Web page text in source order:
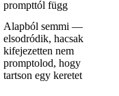
prompttól függ
Alapból semmi —
elsodródik, hacsak
kifejezetten nem
promptolod, hogy
tartson egy keretet